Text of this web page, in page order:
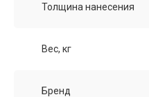
Толщина нанесения
Вес, кг
Бренд